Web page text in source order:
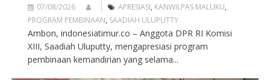
07/08/2026 APRESIASI, KANWILPAS MALUKU,
PROGRAM PEMBINAAN, SAADIAH ULUPUTTY
Ambon, indonesiatimur.co – Anggota DPR RI Komisi
XIII, Saadiah Uluputty, mengapresiasi program
pembinaan kemandirian yang selama...